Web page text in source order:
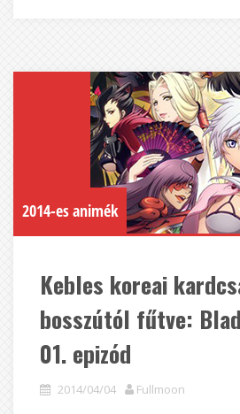
2014-es animék
Kebles koreai
bosszútól fűtve:
01. epizód
2014/04/04 Fullmoon